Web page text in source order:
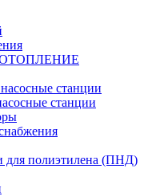
станции
станции
для полиэтилена (ПНД)